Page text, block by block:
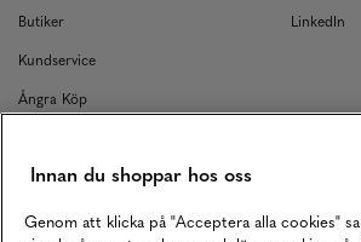
Butiker
Kundservice
Ångra Köp
Returer
Köpvillkor
LinkedIn
Innan du shoppar hos oss
Genom att klicka på "Acceptera alla cookies"